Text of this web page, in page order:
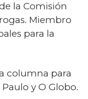
la Comisión
Miembro
para la
columna para
y O Globo.